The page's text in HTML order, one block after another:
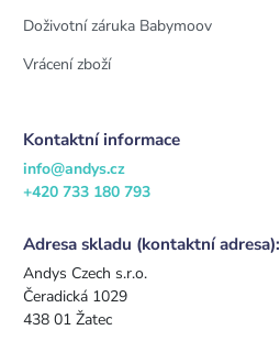
Doživotní záruka Babymoov
Vrácení zboží
Kontaktní informace
info@andys.cz
+420 733 180 793
Adresa skladu (kontaktní adresa):
Andys Czech s.r.o.
Čeradická 1029
438 01 Žatec